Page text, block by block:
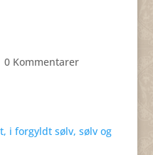
0 Kommentarer